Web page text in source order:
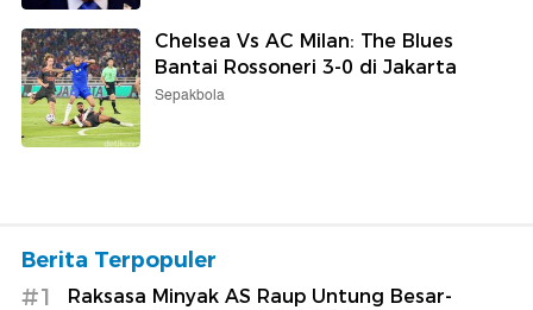
Chelsea Vs AC Milan: The Blues
Bantai Rossoneri 3-0 di Jakarta
Sepakbola
Berita Terpopuler
#1
Raksasa Minyak AS Raup Untung Besar-